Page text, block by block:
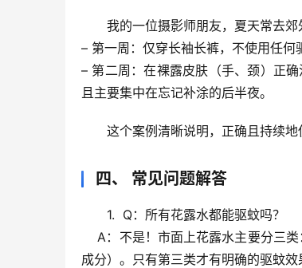
我的一位摄影师朋友，夏天常去郊
– 第一周 ：仅穿长袖长裤，不使用任
– 第二周 ：在裸露皮肤（手、颈）正
且主要集中在忘记补涂的后半夜。
这个案例清晰说明， 正确且持续
四、 常见问题解答
1. Q：所有花露水都能驱蚊吗？
A：不是！市面上花露水主要分三类
成分） 。只有第三类才有明确的驱蚊效